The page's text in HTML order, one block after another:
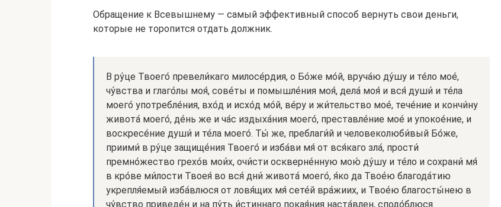
Обращение к Всевышнему — самый эффективный способ вернуть свои деньги,
которые не торопится отдать должник.
В ру́це Твоего́ превели́каго милосе́рдия, о Бо́же мо́й, вруча́ю ду́шу и те́ло мое́,
чу́вства и глаго́лы моя́, сове́ты и помышле́ния моя́, дела́ моя́ и вся́ души́ и те́ла
моего́ употребле́ния, вхо́д и исхо́д мо́й, ве́ру и жи́тельство мое́, тече́ние и кончи́ну
живота́ моего́, де́нь же и ча́с издыха́ния моего́, преставле́ние мое́ и упокое́ние, и
воскресе́ние души́ и те́ла моего́. Ты́ же, преблаги́й и человеколюби́вый Бо́же,
приими́ в ру́це защище́ния Твоего́ и изба́ви мя́ от вся́каго зла́, прости́
премно́жество грехо́в мои́х, очи́сти оскверне́нную мою́ ду́шу и те́ло и сохрани́ мя́
в кро́ве ми́лости Твоея́ во вся́ дни́ живота́ моего́, я́ко да Твое́ю благода́тию
укрепля́емый изба́влюся от ловя́щих мя́ сете́й вра́жиих, и Твое́ю благосты́нею в
чу́вство приведе́н и на пу́ть и́стиннаго покая́ния наста́влен, сподо́блюся